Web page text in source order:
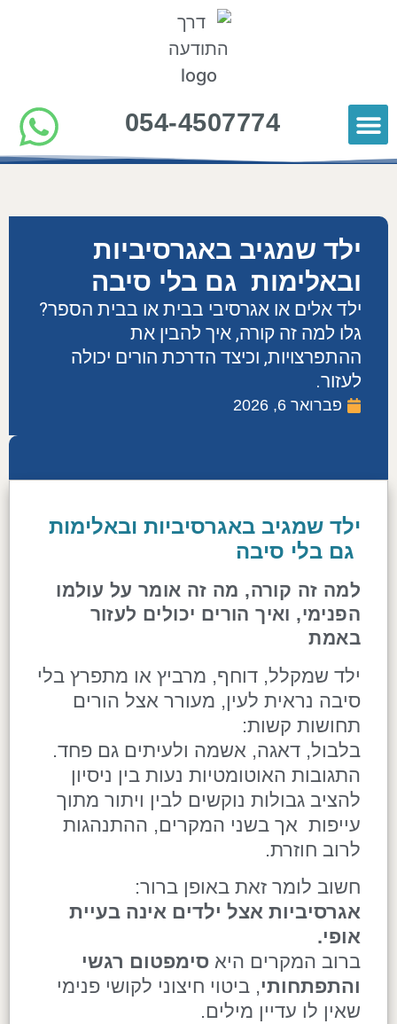
054-4507774
ילד שמגיב באגרסיביות
ובאלימות גם בלי סיבה
ילד אלים או אגרסיבי בבית או בבית הספר?
גלו למה זה קורה, איך להבין את
ההתפרצויות, וכיצד הדרכת הורים יכולה
לעזור.
פברואר 6, 2026
ילד שמגיב באגרסיביות ובאלימות
גם בלי סיבה
למה זה קורה, מה זה אומר על עולמו
הפנימי, ואיך הורים יכולים לעזור
באמת
ילד שמקלל, דוחף, מרביץ או מתפרץ בלי
סיבה נראית לעין, מעורר אצל הורים
תחושות קשות:
בלבול, דאגה, אשמה ולעיתים גם פחד.
התגובות האוטומטיות נעות בין ניסיון
להציב גבולות נוקשים לבין ויתור מתוך
עייפות אך בשני המקרים, ההתנהגות
לרוב חוזרת.
חשוב לומר זאת באופן ברור:
אגרסיביות אצל ילדים אינה בעיית
אופי.
ברוב המקרים היא סימפטום רגשי
והתפתחותי, ביטוי חיצוני לקושי פנימי
שאין לו עדיין מילים.